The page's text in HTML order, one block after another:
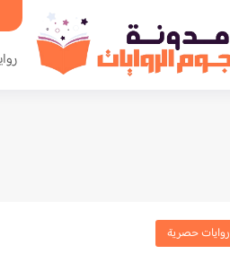
روايات حصرية